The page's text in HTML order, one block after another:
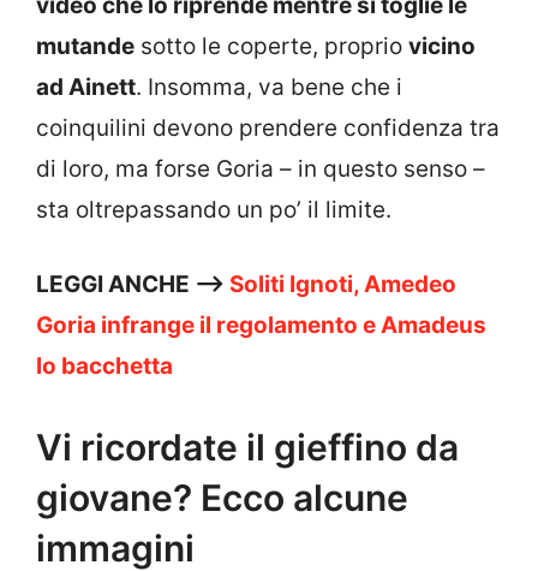
mutande sotto le coperte, proprio vicino
ad Ainett. Insomma, va bene che i
coinquilini devono prendere confidenza tra
di loro, ma forse Goria – in questo senso –
sta oltrepassando un po’ il limite.
LEGGI ANCHE —> Soliti Ignoti, Amedeo
Goria infrange il regolamento e Amadeus
lo bacchetta
Vi ricordate il gieffino da
giovane? Ecco alcune
immagini